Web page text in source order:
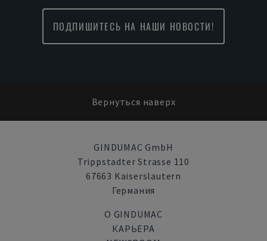
ПОДПИШИТЕСЬ НА НАШИ НОВОСТИ!
Вернуться наверх
GINDUMAC GmbH
Trippstadter Strasse 110
67663 Kaiserslautern
Германия
О GINDUMAC
КАРЬЕРА